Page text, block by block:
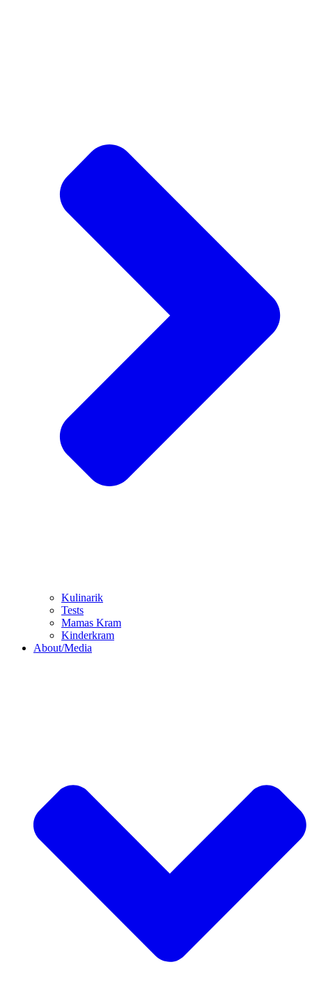
Kulinarik
Tests
Mamas Kram
Kinderkram
About/Media